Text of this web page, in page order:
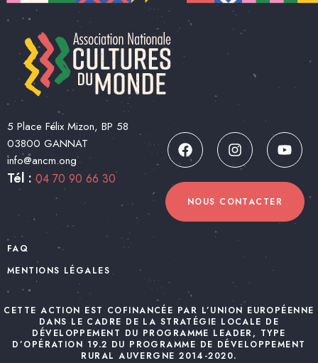
5 Place Félix Mizon, BP 58
03800 GANNAT
info@ancm.ong
Tél :04 70 90 66 30
NOUS CONTACTER
FAQ
MENTIONS LÉGALES
CETTE ACTION EST COFINANCÉE PAR L’UNION EUROPÉENNE
DANS LE CADRE DE LA STRATÉGIE LOCALE DE
DÉVELOPPEMENT DU PROGRAMME LEADER, TYPE
D’OPÉRATION 19.2 DU PROGRAMME DE DÉVELOPPEMENT
RURAL AUVERGNE 2014-2020.